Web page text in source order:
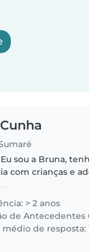
com crianças e
em Pedagogia..
> 2 anos
de Antecedentes
de resposta: